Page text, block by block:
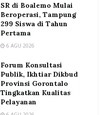
SR di Boalemo Mulai
Beroperasi, Tampung
299 Siswa di Tahun
Pertama
6 AGU 2026
Forum Konsultasi
Publik, Ikhtiar Dikbud
Provinsi Gorontalo
Tingkatkan Kualitas
Pelayanan